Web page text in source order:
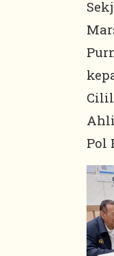
Pol